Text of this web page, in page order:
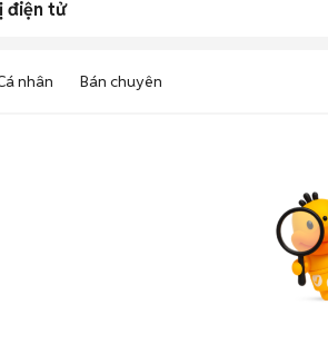
điện tử
nhân Bán chuyên